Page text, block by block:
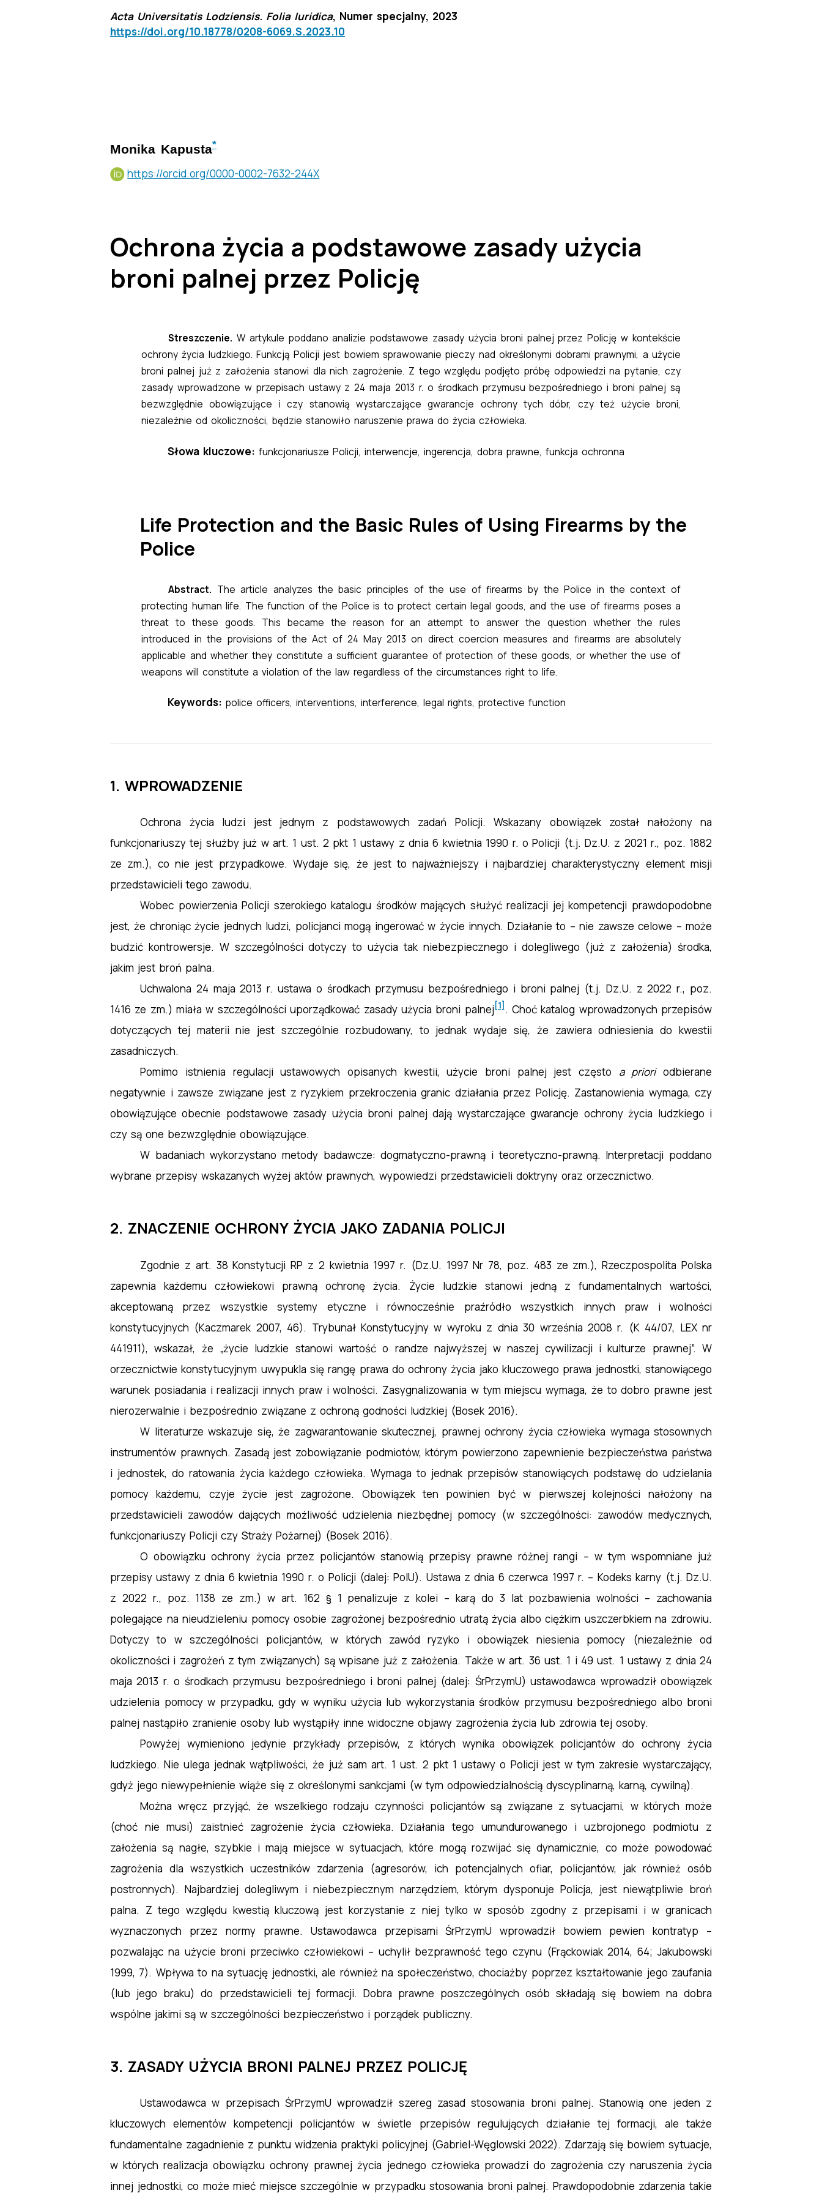
Acta Universitatis Lodziensis. Folia Iuridica, Numer specjalny, 2023
https://doi.org/10.18778/0208-6069.S.2023.10
Monika Kapusta*
https://orcid.org/0000-0002-7632-244X
Ochrona życia a podstawowe zasady użycia
broni palnej przez Policję
Streszczenie. W artykule poddano analizie podstawowe zasady użycia broni palnej przez Policję w kontekście
ochrony życia ludzkiego. Funkcją Policji jest bowiem sprawowanie pieczy nad określonymi dobrami prawnymi, a użycie
broni palnej już z założenia stanowi dla nich zagrożenie. Z tego względu podjęto próbę odpowiedzi na pytanie, czy
zasady wprowadzone w przepisach ustawy z 24 maja 2013 r. o środkach przymusu bezpośredniego i broni palnej są
bezwzględnie obowiązujące i czy stanowią wystarczające gwarancje ochrony tych dóbr, czy też użycie broni,
niezależnie od okoliczności, będzie stanowiło naruszenie prawa do życia człowieka.
Słowa kluczowe: funkcjonariusze Policji, interwencje, ingerencja, dobra prawne, funkcja ochronna
Life Protection and the Basic Rules of Using Firearms by the
Police
Abstract. The article analyzes the basic principles of the use of firearms by the Police in the context of
protecting human life. The function of the Police is to protect certain legal goods, and the use of firearms poses a
threat to these goods. This became the reason for an attempt to answer the question whether the rules
introduced in the provisions of the Act of 24 May 2013 on direct coercion measures and firearms are absolutely
applicable and whether they constitute a sufficient guarantee of protection of these goods, or whether the use of
weapons will constitute a violation of the law regardless of the circumstances right to life.
Keywords: police officers, interventions, interference, legal rights, protective function
1. WPROWADZENIE
Ochrona życia ludzi jest jednym z podstawowych zadań Policji. Wskazany obowiązek został nałożony na
funkcjonariuszy tej służby już w art. 1 ust. 2 pkt 1 ustawy z dnia 6 kwietnia 1990 r. o Policji (t.j. Dz.U. z 2021 r., poz. 1882
ze zm.), co nie jest przypadkowe. Wydaje się, że jest to najważniejszy i najbardziej charakterystyczny element misji
przedstawicieli tego zawodu.
Wobec powierzenia Policji szerokiego katalogu środków mających służyć realizacji jej kompetencji prawdopodobne
jest, że chroniąc życie jednych ludzi, policjanci mogą ingerować w życie innych. Działanie to – nie zawsze celowe – może
budzić kontrowersje. W szczególności dotyczy to użycia tak niebezpiecznego i dolegliwego (już z założenia) środka,
jakim jest broń palna.
Uchwalona 24 maja 2013 r. ustawa o środkach przymusu bezpośredniego i broni palnej (t.j. Dz.U. z 2022 r., poz.
1416 ze zm.) miała w szczególności uporządkować zasady użycia broni palnej [1] . Choć katalog wprowadzonych przepisów
dotyczących tej materii nie jest szczególnie rozbudowany, to jednak wydaje się, że zawiera odniesienia do kwestii
zasadniczych.
Pomimo istnienia regulacji ustawowych opisanych kwestii, użycie broni palnej jest często a prioriodbierane
negatywnie i zawsze związane jest z ryzykiem przekroczenia granic działania przez Policję. Zastanowienia wymaga, czy
obowiązujące obecnie podstawowe zasady użycia broni palnej dają wystarczające gwarancje ochrony życia ludzkiego i
czy są one bezwzględnie obowiązujące.
W badaniach wykorzystano metody badawcze: dogmatyczno-prawną i teoretyczno-prawną. Interpretacji poddano
wybrane przepisy wskazanych wyżej aktów prawnych, wypowiedzi przedstawicieli doktryny oraz orzecznictwo.
2. ZNACZENIE OCHRONY ŻYCIA JAKO ZADANIA POLICJI
Zgodnie z art. 38 Konstytucji RP z 2 kwietnia 1997 r. (Dz.U. 1997 Nr 78, poz. 483 ze zm.), Rzeczpospolita Polska
zapewnia każdemu człowiekowi prawną ochronę życia. Życie ludzkie stanowi jedną z fundamentalnych wartości,
akceptowaną przez wszystkie systemy etyczne i równocześnie praźródło wszystkich innych praw i wolności
konstytucyjnych (Kaczmarek 2007, 46). Trybunał Konstytucyjny w wyroku z dnia 30 września 2008 r. (K 44/07, LEX nr
441911), wskazał, że „życie ludzkie stanowi wartość o randze najwyższej w naszej cywilizacji i kulturze prawnej”. W
orzecznictwie konstytucyjnym uwypukla się rangę prawa do ochrony życia jako kluczowego prawa jednostki, stanowiącego
warunek posiadania i realizacji innych praw i wolności. Zasygnalizowania w tym miejscu wymaga, że todobro prawne jest
nierozerwalnie i bezpośrednio związane z ochroną godności ludzkiej (Bosek 2016).
W literaturze wskazuje się, że zagwarantowanie skutecznej, prawnej ochrony życia człowieka wymaga stosownych
instrumentów prawnych. Zasadą jest zobowiązanie podmiotów, którym powierzono zapewnienie bezpieczeństwa państwa
i jednostek, do ratowania życia każdego człowieka. Wymaga to jednak przepisów stanowiących podstawę do udzielania
pomocy każdemu, czyje życie jest zagrożone. Obowiązek ten powinien być w pierwszej kolejności nałożony na
przedstawicieli zawodów dających możliwość udzielenia niezbędnej pomocy (w szczególności: zawodów medycznych,
funkcjonariuszy Policji czy Straży Pożarnej) (Bosek 2016).
O obowiązku ochrony życia przez policjantów stanowią przepisy prawne różnej rangi – w tym wspomniane już
przepisy ustawy z dnia 6 kwietnia 1990 r. o Policji (dalej: PolU). Ustawa z dnia 6 czerwca 1997 r. – Kodeks karny (t.j. Dz.U.
z 2022 r., poz. 1138 ze zm.) w art. 162 § 1 penalizuje z kolei – karą do 3 lat pozbawienia wolności – zachowania
polegające na nieudzieleniu pomocy osobie zagrożonej bezpośrednio utratą życia albo ciężkim uszczerbkiem na zdrowiu.
Dotyczy to w szczególności policjantów, w których zawód ryzyko i obowiązek niesienia pomocy (niezależnie od
okoliczności i zagrożeń z tym związanych) są wpisane już z założenia. Także w art. 36 ust. 1 i 49 ust. 1 ustawy z dnia 24
maja 2013 r. o środkach przymusu bezpośredniego i broni palnej (dalej: ŚrPrzymU) ustawodawca wprowadził obowiązek
udzielenia pomocy w przypadku, gdy w wyniku użycia lub wykorzystania środków przymusu bezpośredniego albo broni
palnej nastąpiło zranienie osoby lub wystąpiły inne widoczne objawy zagrożenia życia lub zdrowia tej osoby.
Powyżej wymieniono jedynie przykłady przepisów, z których wynika obowiązek policjantów do ochrony życia
ludzkiego. Nie ulega jednak wątpliwości, że już sam art. 1 ust. 2 pkt 1 ustawy o Policji jest w tym zakresie wystarczający,
gdyż jego niewypełnienie wiąże się z określonymi sankcjami (w tym odpowiedzialnością dyscyplinarną, karną, cywilną).
Można wręcz przyjąć, że wszelkiego rodzaju czynności policjantów są związane z sytuacjami, w których może
(choć nie musi) zaistnieć zagrożenie życia człowieka. Działania tego umundurowanego i uzbrojonego podmiotu z
założenia są nagłe, szybkie i mają miejsce w sytuacjach, które mogą rozwijać się dynamicznie, co może powodować
zagrożenia dla wszystkich uczestników zdarzenia (agresorów, ich potencjalnych ofiar, policjantów, jak również osób
postronnych). Najbardziej dolegliwym i niebezpiecznym narzędziem, którym dysponuje Policja, jest niewątpliwie broń
palna. Z tego względu kwestią kluczową jest korzystanie z niej tylko w sposób zgodny z przepisami i w granicach
wyznaczonych przez normy prawne. Ustawodawca przepisami ŚrPrzymU wprowadził bowiem pewien kontratyp –
pozwalając na użycie broni przeciwko człowiekowi – uchylił bezprawność tego czynu (Frąckowiak 2014, 64; Jakubowski
1999, 7). Wpływa to na sytuację jednostki, ale również na społeczeństwo, chociażby poprzez kształtowanie jego zaufania
(lub jego braku) do przedstawicieli tej formacji. Dobra prawne poszczególnych osób składają się bowiem na dobra
wspólne jakimi są w szczególności bezpieczeństwo i porządek publiczny.
3. ZASADY UŻYCIA BRONI PALNEJ PRZEZ POLICJĘ
Ustawodawca w przepisach ŚrPrzymU wprowadził szereg zasad stosowania broni palnej. Stanowią one jeden z
kluczowych elementów kompetencji policjantów w świetle przepisów regulujących działanie tej formacji, ale także
fundamentalne zagadnienie z punktu widzenia praktyki policyjnej (Gabriel-Węglowski 2022). Zdarzają się bowiem sytuacje,
w których realizacja obowiązku ochrony prawnej życia jednego człowieka prowadzi do zagrożenia czy naruszenia życia
innej jednostki, co może mieć miejsce szczególnie w przypadku stosowania broni palnej. Prawdopodobnie zdarzenia takie